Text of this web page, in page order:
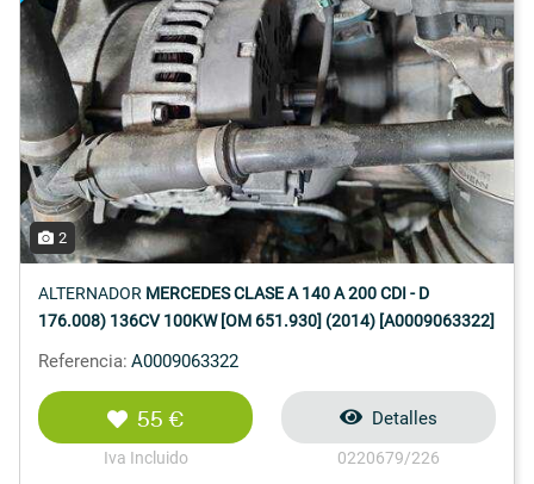
2
ALTERNADOR MERCEDES CLASE A 140 A 200 CDI - D
176.008) 136CV 100KW [OM 651.930] (2014) [A0009063322]
Referencia: A0009063322
55 €
Iva Incluido
Detalles
0220679/226